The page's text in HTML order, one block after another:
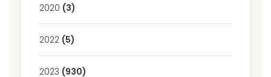
2020 (3)
2022 (5)
2023 (930)